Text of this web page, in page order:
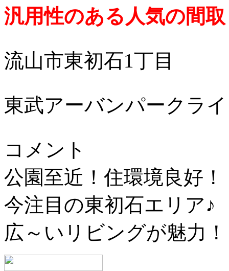
汎用性のある人気の間
流山市東初石1丁目
東武アーバンパークラ
コメント
公園至近！住環境良好！
今注目の東初石エリア♪
広～いリビングが魅力！